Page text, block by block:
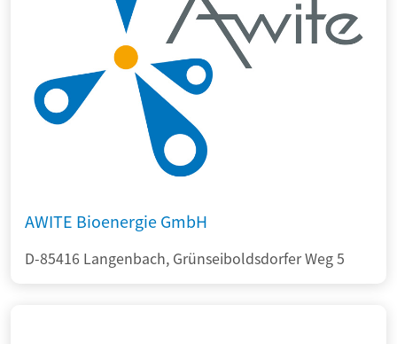
AWITE Bioenergie GmbH
D-85416 Langenbach, Grünseiboldsdorfer Weg 5